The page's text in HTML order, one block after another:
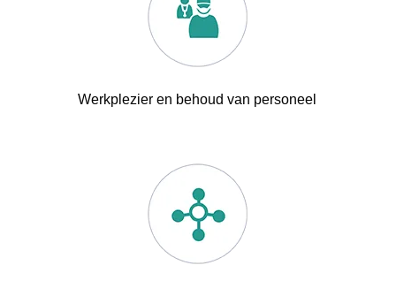
Werkplezier en behoud van personeel